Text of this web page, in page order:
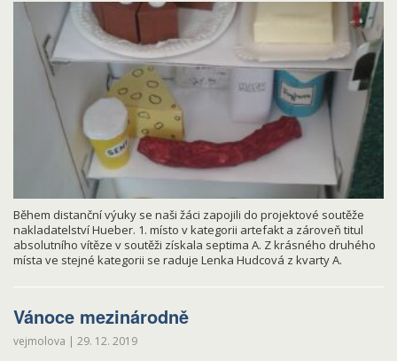
Během distanční výuky se naši žáci zapojili do projektové soutěže
nakladatelství Hueber. 1. místo v kategorii artefakt a zároveň titul
absolutního vítěze v soutěži získala septima A. Z krásného druhého
místa ve stejné kategorii se raduje Lenka Hudcová z kvarty A.
Vánoce mezinárodně
vejmolova | 29. 12. 2019